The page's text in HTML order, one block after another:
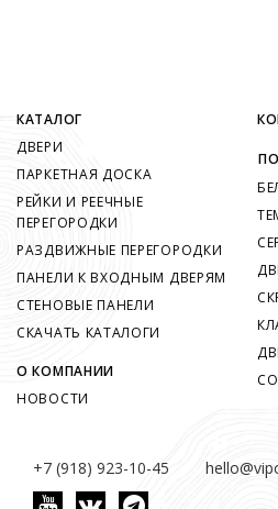
+7 (918) 923-10-45
КАТАЛОГ
ДВЕРИ
ПАРКЕТНАЯ ДОСКА
РЕЙКИ И РЕЕЧНЫЕ
ПЕРЕГОРОДКИ
РАЗДВИЖНЫЕ ПЕРЕГОРОДКИ
ПАНЕЛИ К ВХОДНЫМ ДВЕРЯМ
СТЕНОВЫЕ ПАНЕЛИ
СКАЧАТЬ КАТАЛОГИ
О КОМПАНИИ
НОВОСТИ